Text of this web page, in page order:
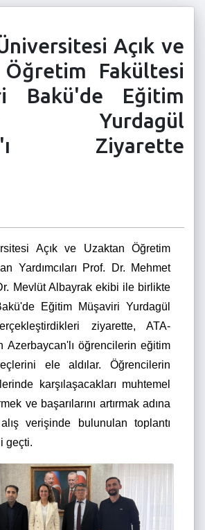
Açık ve
Fakültesi
Bakü'de Eğitim
Yurdagül
Ziyarette
Açık ve Uzaktan Öğretim
Yardımcıları Prof. Dr. Mehmet
Mevlüt Albayrak ekibi ile birlikte
Eğitim Müşaviri Yurdagül
ziyarette, ATA-
Azerbaycan'lı öğrencilerin eğitim
ele aldılar. Öğrencilerin
karşılaşacakları muhtemel
ve başarılarını artırmak adına
alış verişinde bulunulan toplantı
geçti.